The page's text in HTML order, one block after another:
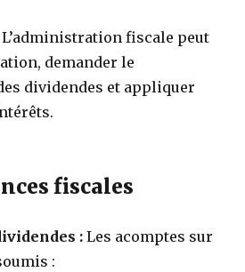
L’administration fiscale peut
demander le
dividendes et appliquer
fiscales
:Les acomptes sur
: